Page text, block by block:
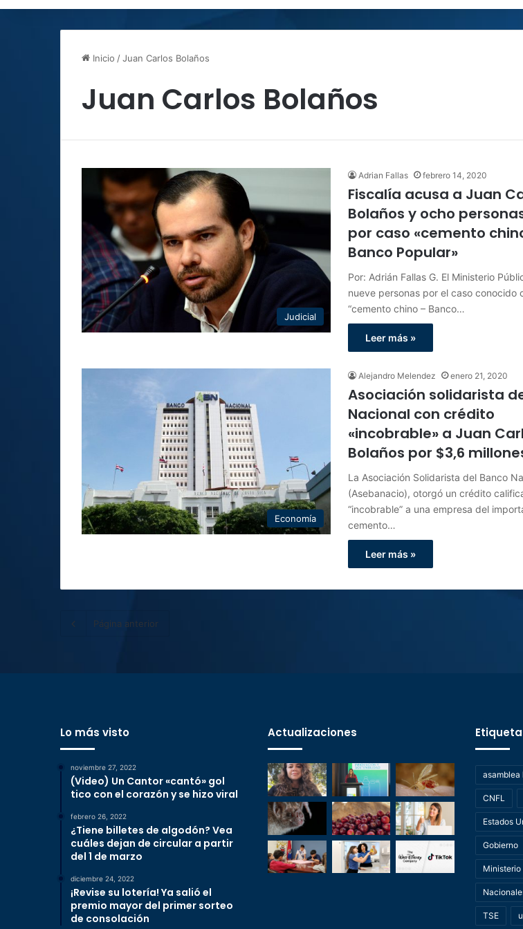
Inicio /Juan Carlos Bolaños
Juan Carlos Bolaños
Judicial
Adrian Fallas febrero 14, 2020
Fiscalía acusa a Juan
Bolaños y ocho
por caso «cemento
Banco Popular»
Por: Adrián Fallas G. El Ministerio
nueve personas por el caso conocido
“cemento chino – Banco…
Leer más »
Economía
Alejandro Melendez enero 21, 2020
Asociación solidarista
Nacional con crédito
«incobrable» a Juan
Bolaños por $3,6
La Asociación Solidarista del Banco
(Asebanacio), otorgó un crédito
“incobrable” a una empresa del
cemento…
Leer más »
Página anterior
Lo más visto
noviembre 27, 2022
(Video) Un Cantor «cantó» gol
tico con el corazón y se hizo viral
febrero 26, 2022
¿Tiene billetes de algodón? Vea
cuáles dejan de circular a partir
del 1 de marzo
diciembre 24, 2022
¡Revise su lotería! Ya salió el
premio mayor del primer sorteo
de consolación
Actualizaciones
asamblea
CNFL
Estados
Gobierno
Ministerio
TSE